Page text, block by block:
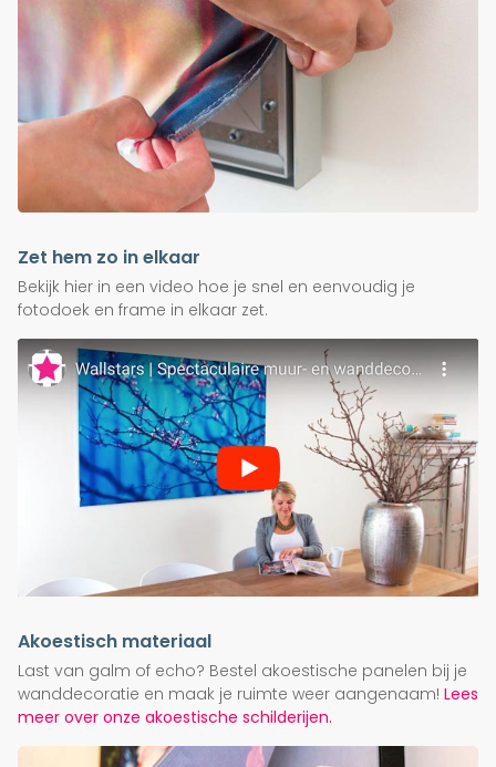
Zet hem zo in elkaar
Bekijk hier in een video hoe je snel en eenvoudig je
fotodoek en frame in elkaar zet.
Akoestisch materiaal
Last van galm of echo? Bestel akoestische panelen bij je
wanddecoratie en maak je ruimte weer aangenaam! Lees
meer over onze akoestische schilderijen.